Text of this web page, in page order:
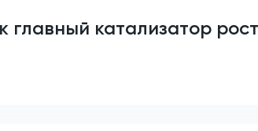
главный катализатор